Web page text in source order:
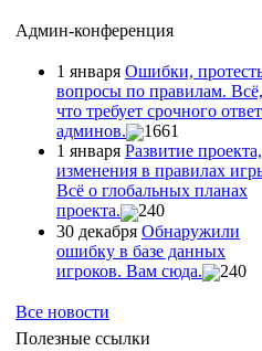
Админ-конференция
1 января Ошибки,
вопросы по правилам. Всё,
что требует срочного
админов.
1661
1 января Развитие проекта,
изменения в правилах
Всё о глобальных планах
проекта.
240
30 декабря Обнаружили
ошибку в базе данных
игроков. Вам сюда.
240
Все новости
Полезные ссылки